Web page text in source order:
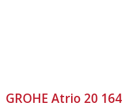
GROHE Atrio 20 164